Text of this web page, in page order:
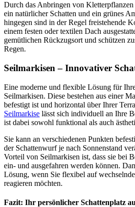
Durch das Anbringen von Kletterpflanzen
ein natürlicher Schatten und ein grünes
hingegen sind in der Regel freistehende
einem festen oder textilen Dach
gemütlichen Rückzugsort und schützen
Regen.
Seilmarkisen – Innovativer
Eine moderne und flexible Lösung für
Seilmarkisen. Diese bestehen aus einer
befestigt ist und horizontal über Ihrer
Seilmarkise lässt sich individuell an Ihre
ist dabei sowohl funktional als auch
Sie kann an verschiedenen Punkten
der Schattenwurf je nach Sonnenstand
Vorteil von Seilmarkisen ist, dass sie bei
ein- und ausgefahren werden können.
Lösung, wenn Sie flexibel auf
reagieren möchten.
Fazit: Ihr persönlicher Schattenplatz